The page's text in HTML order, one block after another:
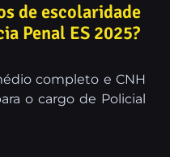
de escolaridade
Penal ES 2025?
completo e CNH
o cargo de Policial